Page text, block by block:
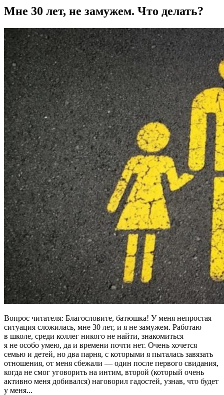
Мне 30 лет, не замужем. Что делать?
Вопрос читателя: Благословите, батюшка! У меня непростая
ситуация сложилась, мне 30 лет, и я не замужем. Работаю
в школе, среди коллег никого не найти, знакомиться
я не особо умею, да и времени почти нет. Очень хочется
семью и детей, но два парня, с которыми я пыталась завязать
отношения, от меня сбежали — один после первого свидания,
когда не смог уговорить на интим, второй (который очень
активно меня добивался) наговорил гадостей, узнав, что будет
у меня...